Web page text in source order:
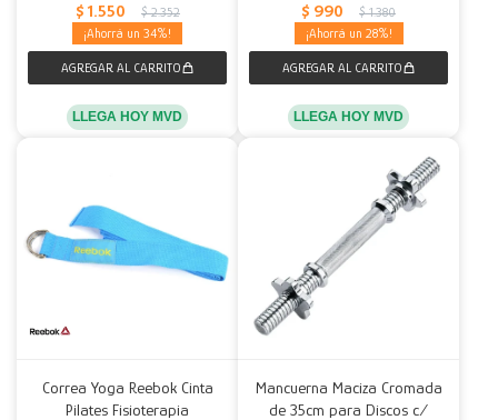
$ 1.550 $ 2.352
34
LLEGA HOY MVD
$ 990 $ 1.380
28
LLEGA HOY MVD
Correa Yoga Reebok Cinta
Pilates Fisioterapia
Mancuerna Maciza Cromada
de 35cm para Discos c/